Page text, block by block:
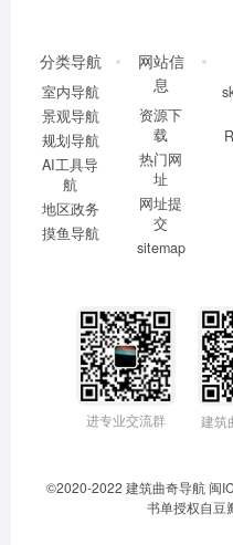
分类导航
室内导航
景观导航
规划导航
AI工具导
航
地区政务
摸鱼导航
网站信
息
资源下
载
热门网
址
网址提
交
sitemap
进专业交流群 建筑
©2020-2022 建筑曲奇导航 闽
书单授权自豆